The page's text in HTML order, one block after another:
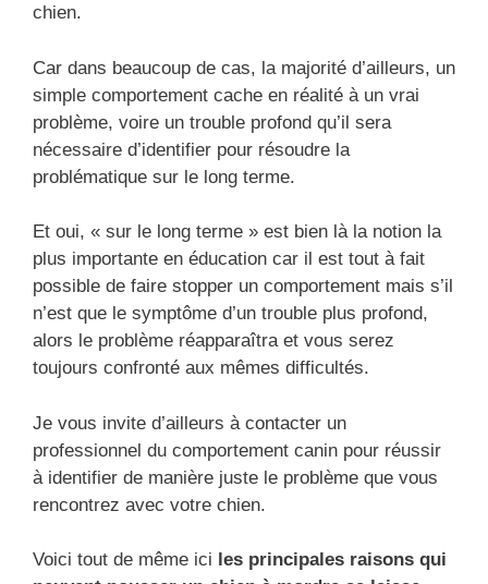
chien.
Car dans beaucoup de cas, la majorité d’ailleurs, un
simple comportement cache en réalité à un vrai
problème, voire un trouble profond qu’il sera
nécessaire d’identifier pour résoudre la
problématique sur le long terme.
Et oui, « sur le long terme » est bien là la notion la
plus importante en éducation car il est tout à fait
possible de faire stopper un comportement mais s’il
n’est que le symptôme d’un trouble plus profond,
alors le problème réapparaîtra et vous serez
toujours confronté aux mêmes difficultés.
Je vous invite d’ailleurs à contacter un
professionnel du comportement canin pour réussir
à identifier de manière juste le problème que vous
rencontrez avec votre chien.
Voici tout de même ici les principales raisons qui